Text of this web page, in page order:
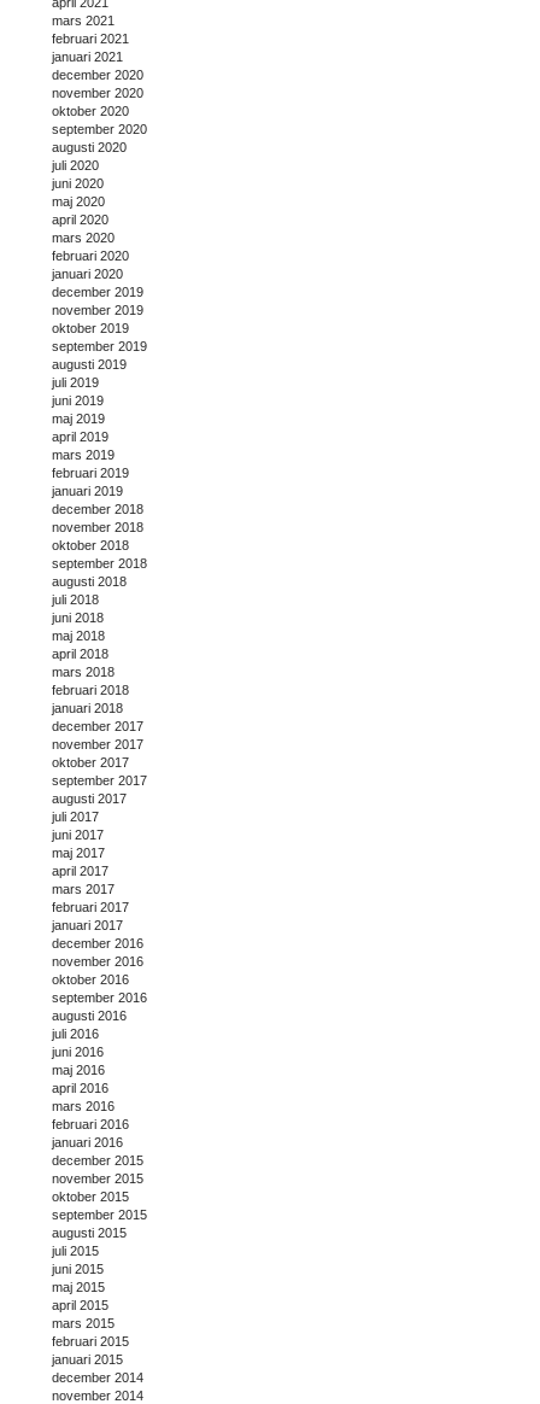
mars 2021
februari 2021
januari 2021
december 2020
november 2020
oktober 2020
september 2020
augusti 2020
juli 2020
juni 2020
maj 2020
april 2020
mars 2020
februari 2020
januari 2020
december 2019
november 2019
oktober 2019
september 2019
augusti 2019
juli 2019
juni 2019
maj 2019
april 2019
mars 2019
februari 2019
januari 2019
december 2018
november 2018
oktober 2018
september 2018
augusti 2018
juli 2018
juni 2018
maj 2018
april 2018
mars 2018
februari 2018
januari 2018
december 2017
november 2017
oktober 2017
september 2017
augusti 2017
juli 2017
juni 2017
maj 2017
april 2017
mars 2017
februari 2017
januari 2017
december 2016
november 2016
oktober 2016
september 2016
augusti 2016
juli 2016
juni 2016
maj 2016
april 2016
mars 2016
februari 2016
januari 2016
december 2015
november 2015
oktober 2015
september 2015
augusti 2015
juli 2015
juni 2015
maj 2015
april 2015
mars 2015
februari 2015
januari 2015
december 2014
november 2014